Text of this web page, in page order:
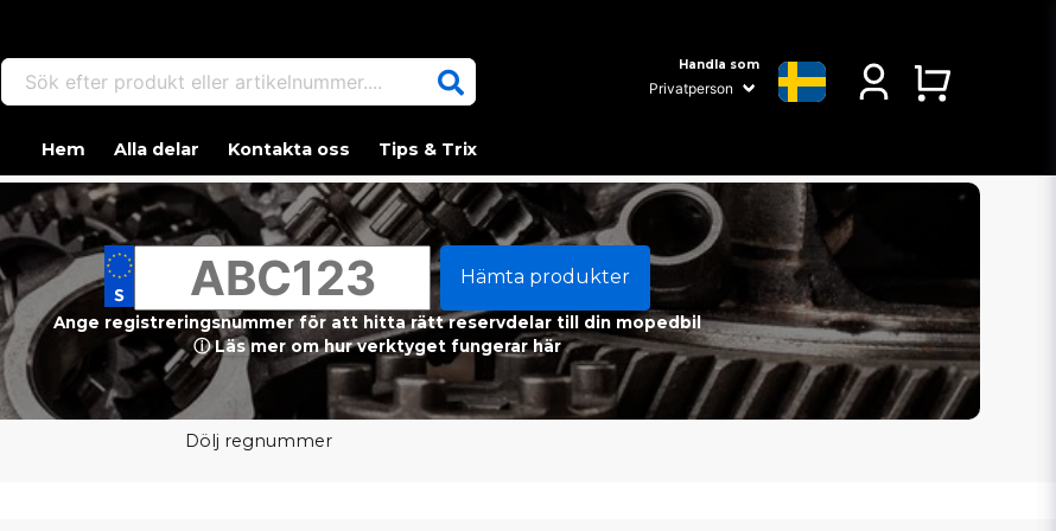
Sök efter produkt eller artikelnummer.... Handla som
Hem Alla delar Kontakta oss Tips & Trix
Hämta produkter
Ange registreringsnummer för att hitta rätt reservdelar till din mopedbil
ⓘ Läs mer om hur verktyget fungerar här
Dölj regnummer